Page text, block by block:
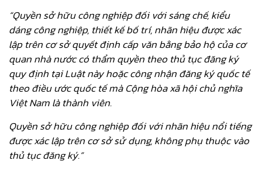
“Quyền sở hữu công nghiệp đối với sáng chế, kiểu
dáng công nghiệp, thiết kế bố trí, nhãn hiệu được xác
lập trên cơ sở quyết định cấp văn bằng bảo hộ của cơ
quan nhà nước có thẩm quyền theo thủ tục đăng ký
quy định tại Luật này hoặc công nhận đăng ký quốc tế
theo điều ước quốc tế mà Cộng hòa xã hội chủ nghĩa
Việt Nam là thành viên.
Quyền sở hữu công nghiệp đối với nhãn hiệu nổi tiếng
được xác lập trên cơ sở sử dụng, không phụ thuộc vào
thủ tục đăng ký.”